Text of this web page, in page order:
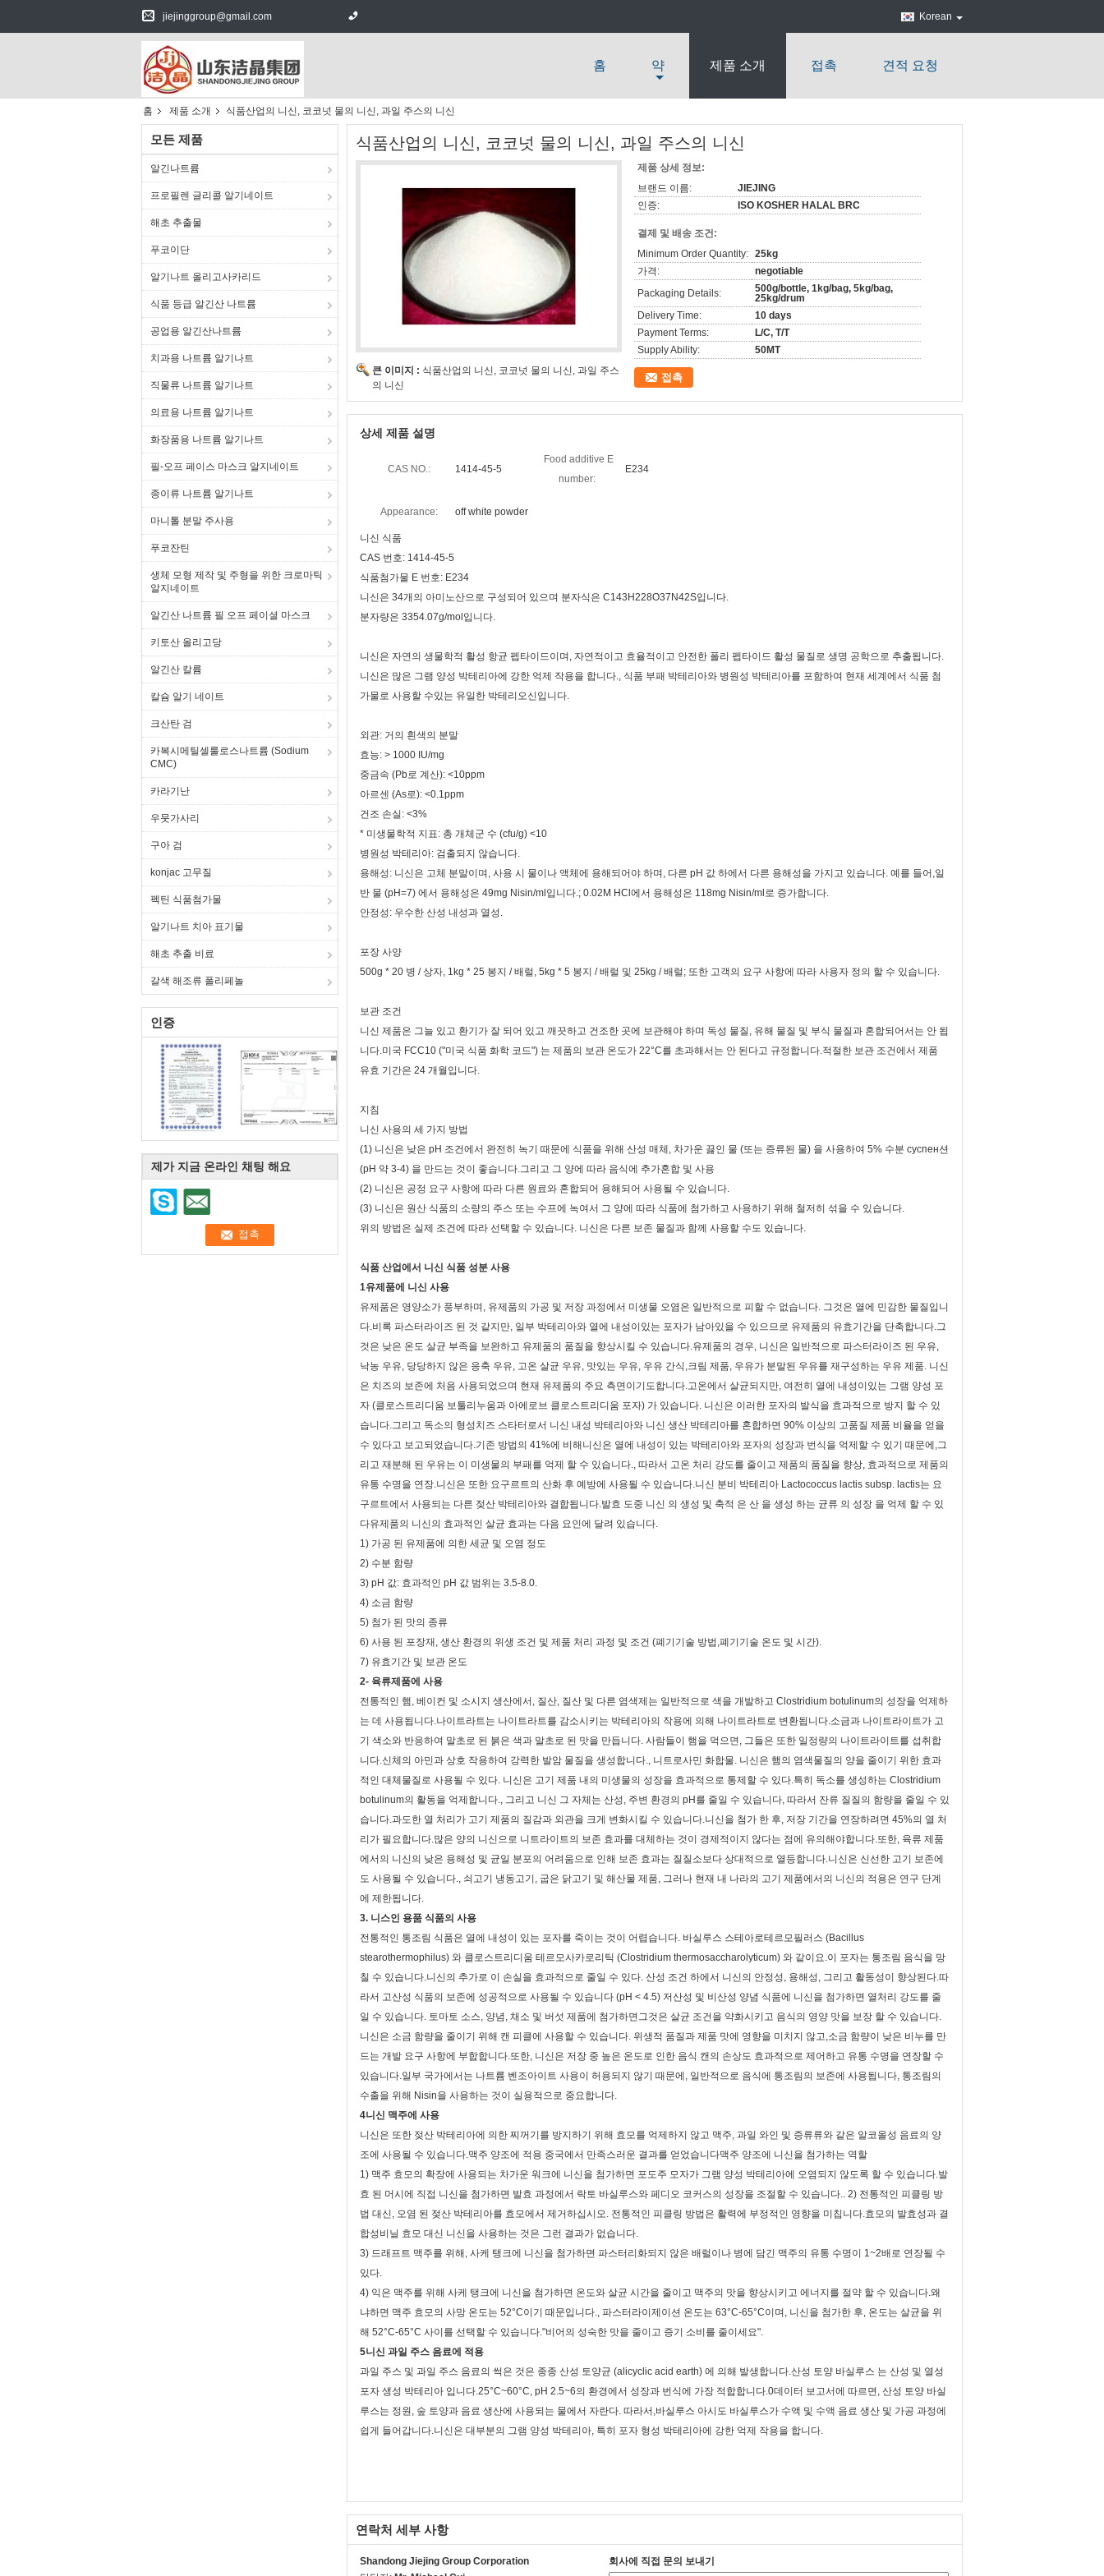
jiejinggroup@gmail.com Korean
홈 약 제품 소개 접촉 견적 요청
홈 제품 소개 식품산업의 니신, 코코넛 물의 니신, 과일 주스의 니신
모든 제품
알긴나트륨
프로필렌 글리콜 알기네이트
해초 추출물
푸코이단
알기나트 올리고사카리드
식품 등급 알긴산 나트륨
공업용 알긴산나트륨
치과용 나트륨 알기나트
직물류 나트륨 알기나트
의료용 나트륨 알기나트
화장품용 나트륨 알기나트
필-오프 페이스 마스크 알지네이트
종이류 나트륨 알기나트
마니톨 분말 주사용
푸코잔틴
생체 모형 제작 및 주형을 위한 크로마틱
알지네이트
알긴산 나트륨 필 오프 페이셜 마스크
키토산 올리고당
알긴산 칼륨
칼슘 알기 네이트
크산탄 검
카복시메틸셀룰로스나트륨 (Sodium
CMC)
카라기난
우뭇가사리
구아 검
konjac 고무질
펙틴 식품첨가물
알기나트 치아 표기물
해초 추출 비료
갈색 해조류 폴리페놀
인증
제가 지금 온라인 채팅 해요
식품산업의 니신, 코코넛 물의 니신, 과일 주스의 니신
큰 이미지 : 식품산업의 니신, 코코넛 물의 니신, 과일 주스
의 니신
제품 상세 정보:
브랜드 이름:
JIEJING
인증:
ISO KOSHER HALAL BRC
결제 및 배송 조건:
Minimum Order Quantity: 25kg
가격:
negotiable
Packaging Details:
500g/bottle, 1kg/bag, 5kg/bag,
25kg/drum
Delivery Time:
10 days
Payment Terms:
L/C, T/T
Supply Ability:
50MT
접촉
상세 제품 설명
CAS NO.: 1414-45-5
Food additive E
number:
E234
Appearance: off white powder
니신 식품
CAS 번호: 1414-45-5
식품첨가물 E 번호: E234
니신은 34개의 아미노산으로 구성되어 있으며 분자식은 C143H228O37N42S입니다.
분자량은 3354.07g/mol입니다.
니신은 자연의 생물학적 활성 항균 펩타이드이며, 자연적이고 효율적이고 안전한 폴리 펩타이드 활성 물질로 생명 공학으로 추출됩니다.
니신은 많은 그램 양성 박테리아에 강한 억제 작용을 합니다., 식품 부패 박테리아와 병원성 박테리아를 포함하여 현재 세계에서 식품 첨
가물로 사용할 수있는 유일한 박테리오신입니다.
외관: 거의 흰색의 분말
효능: > 1000 IU/mg
중금속 (Pb로 계산): <10ppm
아르센 (As로): <0.1ppm
건조 손실: <3%
* 미생물학적 지표: 총 개체군 수 (cfu/g) <10
병원성 박테리아: 검출되지 않습니다.
용해성: 니신은 고체 분말이며, 사용 시 물이나 액체에 용해되어야 하며, 다른 pH 값 하에서 다른 용해성을 가지고 있습니다. 예를 들어,일
반 물 (pH=7) 에서 용해성은 49mg Nisin/ml입니다.; 0.02M HCl에서 용해성은 118mg Nisin/ml로 증가합니다.
안정성: 우수한 산성 내성과 열성.
포장 사양
500g * 20 병 / 상자, 1kg * 25 봉지 / 배럴, 5kg * 5 봉지 / 배럴 및 25kg / 배럴; 또한 고객의 요구 사항에 따라 사용자 정의 할 수 있습니다.
보관 조건
니신 제품은 그늘 있고 환기가 잘 되어 있고 깨끗하고 건조한 곳에 보관해야 하며 독성 물질, 유해 물질 및 부식 물질과 혼합되어서는 안 됩
니다.미국 FCC10 ("미국 식품 화학 코드") 는 제품의 보관 온도가 22°C를 초과해서는 안 된다고 규정합니다.적절한 보관 조건에서 제품
유효 기간은 24 개월입니다.
지침
니신 사용의 세 가지 방법
(1) 니신은 낮은 pH 조건에서 완전히 녹기 때문에 식품을 위해 산성 매체, 차가운 끓인 물 (또는 증류된 물) 을 사용하여 5% 수분 суспен션
(pH 약 3-4) 을 만드는 것이 좋습니다.그리고 그 양에 따라 음식에 추가혼합 및 사용
(2) 니신은 공정 요구 사항에 따라 다른 원료와 혼합되어 용해되어 사용될 수 있습니다.
(3) 니신은 원산 식품의 소량의 주스 또는 수프에 녹여서 그 양에 따라 식품에 첨가하고 사용하기 위해 철저히 섞을 수 있습니다.
위의 방법은 실제 조건에 따라 선택할 수 있습니다. 니신은 다른 보존 물질과 함께 사용할 수도 있습니다.
식품 산업에서 니신 식품 성분 사용
1유제품에 니신 사용
유제품은 영양소가 풍부하며, 유제품의 가공 및 저장 과정에서 미생물 오염은 일반적으로 피할 수 없습니다. 그것은 열에 민감한 물질입니
다.비록 파스터라이즈 된 것 같지만, 일부 박테리아와 열에 내성이있는 포자가 남아있을 수 있으므로 유제품의 유효기간을 단축합니다.그
것은 낮은 온도 살균 부족을 보완하고 유제품의 품질을 향상시킬 수 있습니다.유제품의 경우, 니신은 일반적으로 파스터라이즈 된 우유,
낙농 우유, 당당하지 않은 응축 우유, 고온 살균 우유, 맛있는 우유, 우유 간식,크림 제품, 우유가 분말된 우유를 재구성하는 우유 제품. 니신
은 치즈의 보존에 처음 사용되었으며 현재 유제품의 주요 측면이기도합니다.고온에서 살균되지만, 여전히 열에 내성이있는 그램 양성 포
자 (클로스트리디움 보툴리누움과 아에로브 클로스트리디움 포자) 가 있습니다. 니신은 이러한 포자의 발식을 효과적으로 방지 할 수 있
습니다.그리고 독소의 형성치즈 스타터로서 니신 내성 박테리아와 니신 생산 박테리아를 혼합하면 90% 이상의 고품질 제품 비율을 얻을
수 있다고 보고되었습니다.기존 방법의 41%에 비해니신은 열에 내성이 있는 박테리아와 포자의 성장과 번식을 억제할 수 있기 때문에,그
리고 재분해 된 우유는 이 미생물의 부패를 억제 할 수 있습니다., 따라서 고온 처리 강도를 줄이고 제품의 품질을 향상, 효과적으로 제품의
유통 수명을 연장.니신은 또한 요구르트의 산화 후 예방에 사용될 수 있습니다.니신 분비 박테리아 Lactococcus lactis subsp. lactis는 요
구르트에서 사용되는 다른 젖산 박테리아와 결합됩니다.발효 도중 니신 의 생성 및 축적 은 산 을 생성 하는 균류 의 성장 을 억제 할 수 있
다유제품의 니신의 효과적인 살균 효과는 다음 요인에 달려 있습니다.
1) 가공 된 유제품에 의한 세균 및 오염 정도
2) 수분 함량
3) pH 값: 효과적인 pH 값 범위는 3.5-8.0.
4) 소금 함량
5) 첨가 된 맛의 종류
6) 사용 된 포장재, 생산 환경의 위생 조건 및 제품 처리 과정 및 조건 (폐기기술 방법,폐기기술 온도 및 시간).
7) 유효기간 및 보관 온도
2- 육류제품에 사용
전통적인 햄, 베이컨 및 소시지 생산에서, 질산, 질산 및 다른 염색제는 일반적으로 색을 개발하고 Clostridium botulinum의 성장을 억제하
는 데 사용됩니다.나이트라트는 나이트라트를 감소시키는 박테리아의 작용에 의해 나이트라트로 변환됩니다.소금과 나이트라이트가 고
기 색소와 반응하여 말초로 된 붉은 색과 말초로 된 맛을 만듭니다. 사람들이 햄을 먹으면, 그들은 또한 일정량의 나이트라이트를 섭취합
니다.신체의 아민과 상호 작용하여 강력한 발암 물질을 생성합니다., 니트로사민 화합물. 니신은 햄의 염색물질의 양을 줄이기 위한 효과
적인 대체물질로 사용될 수 있다. 니신은 고기 제품 내의 미생물의 성장을 효과적으로 통제할 수 있다.특히 독소를 생성하는 Clostridium
botulinum의 활동을 억제합니다., 그리고 니신 그 자체는 산성, 주변 환경의 pH를 줄일 수 있습니다, 따라서 잔류 질질의 함량을 줄일 수 있
습니다.과도한 열 처리가 고기 제품의 질감과 외관을 크게 변화시킬 수 있습니다.니신을 첨가 한 후, 저장 기간을 연장하려면 45%의 열 처
리가 필요합니다.많은 양의 니신으로 니트라이트의 보존 효과를 대체하는 것이 경제적이지 않다는 점에 유의해야합니다.또한, 육류 제품
에서의 니신의 낮은 용해성 및 균일 분포의 어려움으로 인해 보존 효과는 질질소보다 상대적으로 열등합니다.니신은 신선한 고기 보존에
도 사용될 수 있습니다., 쇠고기 냉동고기, 굽은 닭고기 및 해산물 제품, 그러나 현재 내 나라의 고기 제품에서의 니신의 적용은 연구 단계
에 제한됩니다.
3. 니스인 용품 식품의 사용
전통적인 통조림 식품은 열에 내성이 있는 포자를 죽이는 것이 어렵습니다. 바실루스 스테아로테르모필러스 (Bacillus
stearothermophilus) 와 클로스트리디움 테르모사카로리틱 (Clostridium thermosaccharolyticum) 와 같이요.이 포자는 통조림 음식을 망
칠 수 있습니다.니신의 추가로 이 손실을 효과적으로 줄일 수 있다. 산성 조건 하에서 니신의 안정성, 용해성, 그리고 활동성이 향상된다.따
라서 고산성 식품의 보존에 성공적으로 사용될 수 있습니다 (pH < 4.5) 저산성 및 비산성 양념 식품에 니신을 첨가하면 열처리 강도를 줄
일 수 있습니다. 토마토 소스, 양념, 채소 및 버섯 제품에 첨가하면그것은 살균 조건을 약화시키고 음식의 영양 맛을 보장 할 수 있습니다.
니신은 소금 함량을 줄이기 위해 캔 피클에 사용할 수 있습니다. 위생적 품질과 제품 맛에 영향을 미치지 않고,소금 함량이 낮은 비누를 만
드는 개발 요구 사항에 부합합니다.또한, 니신은 저장 중 높은 온도로 인한 음식 캔의 손상도 효과적으로 제어하고 유통 수명을 연장할 수
있습니다.일부 국가에서는 나트륨 벤조아이트 사용이 허용되지 않기 때문에, 일반적으로 음식에 통조림의 보존에 사용됩니다, 통조림의
수출을 위해 Nisin을 사용하는 것이 실용적으로 중요합니다.
4니신 맥주에 사용
니신은 또한 젖산 박테리아에 의한 찌꺼기를 방지하기 위해 효모를 억제하지 않고 맥주, 과일 와인 및 증류류와 같은 알코올성 음료의 양
조에 사용될 수 있습니다.맥주 양조에 적용 중국에서 만족스러운 결과를 얻었습니다맥주 양조에 니신을 첨가하는 역할
1) 맥주 효모의 확장에 사용되는 차가운 워크에 니신을 첨가하면 포도주 모자가 그램 양성 박테리아에 오염되지 않도록 할 수 있습니다.발
효 된 머시에 직접 니신을 첨가하면 발효 과정에서 락토 바실루스와 페디오 코커스의 성장을 조절할 수 있습니다.. 2) 전통적인 피클링 방
법 대신, 오염 된 젖산 박테리아를 효모에서 제거하십시오. 전통적인 피클링 방법은 활력에 부정적인 영향을 미칩니다.효모의 발효성과 결
합성비닐 효모 대신 니신을 사용하는 것은 그런 결과가 없습니다.
3) 드래프트 맥주를 위해, 사케 탱크에 니신을 첨가하면 파스터리화되지 않은 배럴이나 병에 담긴 맥주의 유통 수명이 1~2배로 연장될 수
있다.
4) 익은 맥주를 위해 사케 탱크에 니신을 첨가하면 온도와 살균 시간을 줄이고 맥주의 맛을 향상시키고 에너지를 절약 할 수 있습니다.왜
냐하면 맥주 효모의 사망 온도는 52°C이기 때문입니다., 파스터라이제이션 온도는 63°C-65°C이며, 니신을 첨가한 후, 온도는 살균을 위
해 52°C-65°C 사이를 선택할 수 있습니다."비어의 성숙한 맛을 줄이고 증기 소비를 줄이세요".
5니신 과일 주스 음료에 적용
과일 주스 및 과일 주스 음료의 썩은 것은 종종 산성 토양균 (alicyclic acid earth) 에 의해 발생합니다.산성 토양 바실루스 는 산성 및 열성
포자 생성 박테리아 입니다.25°C~60°C, pH 2.5~6의 환경에서 성장과 번식에 가장 적합합니다.0데이터 보고서에 따르면, 산성 토양 바실
루스는 정원, 숲 토양과 음료 생산에 사용되는 물에서 자란다. 따라서,바실루스 아시도 바실루스가 수액 및 수액 음료 생산 및 가공 과정에
쉽게 들어갑니다.니신은 대부분의 그램 양성 박테리아, 특히 포자 형성 박테리아에 강한 억제 작용을 합니다.
연락처 세부 사항
Shandong Jiejing Group Corporation
회사에 직접 문의 보내기